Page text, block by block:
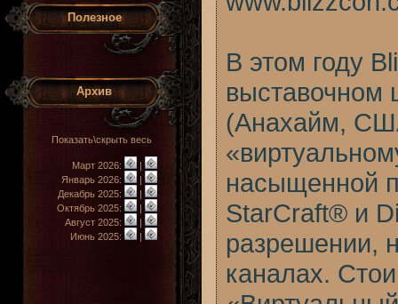
Полезное
Архив
Показать\скрыть весь
Март 2026:
|
Январь 2026:
|
Декабрь 2025:
|
Октябрь 2025:
|
Август 2025:
|
Июнь 2025:
|
В этом году
выставочном
(Анахайм,
насыщенной
StarCraft® и
разрешении,
каналах.